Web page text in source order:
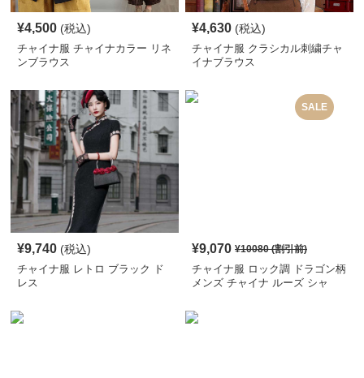
¥4,500 (税込)
チャイナ服 チャイナカラー リネ
ンブラウス
¥4,630 (税込)
チャイナ服 クラシカル刺繍チャ
イナブラウス
¥9,740 (税込)
チャイナ服 レトロ ブラック ド
レス
SALE
¥9,070 ¥10080(割引前)
チャイナ服 ロック調 ドラゴン柄
メンズ チャイナ ルーズ シャ